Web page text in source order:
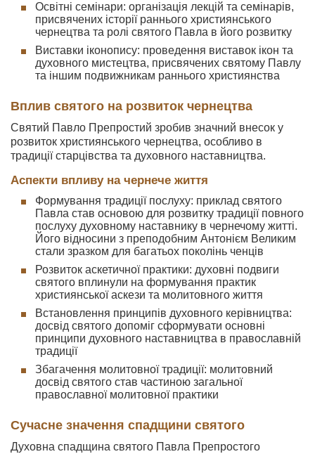
Освітні семінари: організація лекцій та семінарів,
присвячених історії раннього християнського
чернецтва та ролі святого Павла в його розвитку
Виставки іконопису: проведення виставок ікон та
духовного мистецтва, присвячених святому Павлу
та іншим подвижникам раннього християнства
Вплив святого на розвиток чернецтва
Святий Павло Препростий зробив значний внесок у
розвиток християнського чернецтва, особливо в
традиції старцівства та духовного наставництва.
Аспекти впливу на чернече життя
Формування традиції послуху: приклад святого
Павла став основою для розвитку традиції повного
послуху духовному наставнику в чернечому житті.
Його відносини з преподобним Антонієм Великим
стали зразком для багатьох поколінь ченців
Розвиток аскетичної практики: духовні подвиги
святого вплинули на формування практик
християнської аскези та молитовного життя
Встановлення принципів духовного керівництва:
досвід святого допоміг сформувати основні
принципи духовного наставництва в православній
традиції
Збагачення молитовної традиції: молитовний
досвід святого став частиною загальної
православної молитовної практики
Сучасне значення спадщини святого
Духовна спадщина святого Павла Препростого